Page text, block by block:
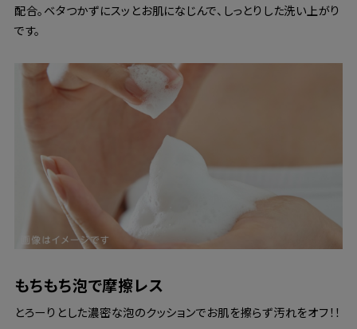
配合。ベタつかずにスッとお肌になじんで、しっとりした洗い上がり
です。
もちもち泡で摩擦レス
とろーりとした濃密な泡のクッションでお肌を擦らず汚れをオフ！！